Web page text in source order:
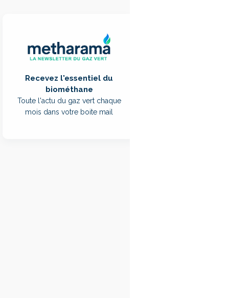
Recevez l'essentiel du
biométhane
Toute l'actu du gaz vert chaque
mois dans votre boite mail